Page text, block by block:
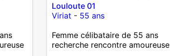
Louloute 01
Viriat - 55 ans
Femme célibataire de 55 ans
recherche rencontre amoureuse